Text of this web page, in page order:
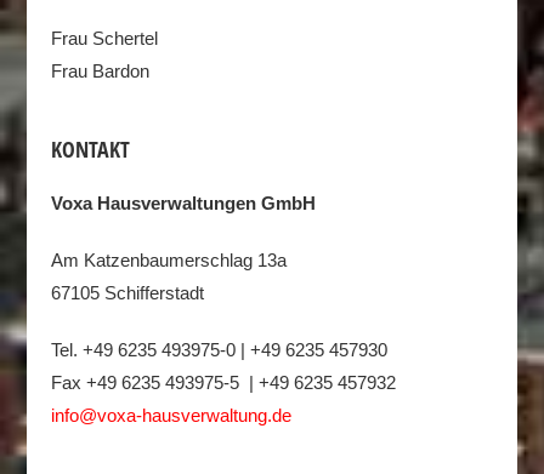
Frau Schertel
Frau Bardon
KONTAKT
Voxa Hausverwaltungen GmbH
Am Katzenbaumerschlag 13a
67105 Schifferstadt
Tel. +49 6235 493975-0 | +49 6235 457930
Fax +49 6235 493975-5 | +49 6235 457932
info@voxa-hausverwaltung.de